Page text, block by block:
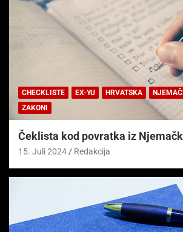
CHECKLISTE EX-YU HRVATSKA
ZAKONI
Čeklista kod povratka iz
15. Juli 2024 Redakcija